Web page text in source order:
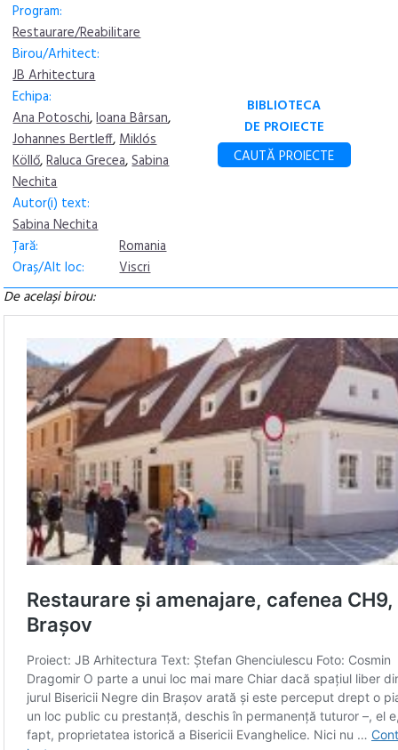
Program:
Restaurare/Reabilitare
Birou/Arhitect:
JB Arhitectura
Echipa:
Ana Potoschi,Ioana Bârsan,
Johannes Bertleff,Miklós
Köllő,Raluca Grecea,Sabina
Nechita
Autor(i) text:
Sabina Nechita
Țară:
Romania
Oraș/Alt loc:
Viscri
BIBLIOTECA
DE PROIECTE
CAUTĂ PROIECTE
De același birou: